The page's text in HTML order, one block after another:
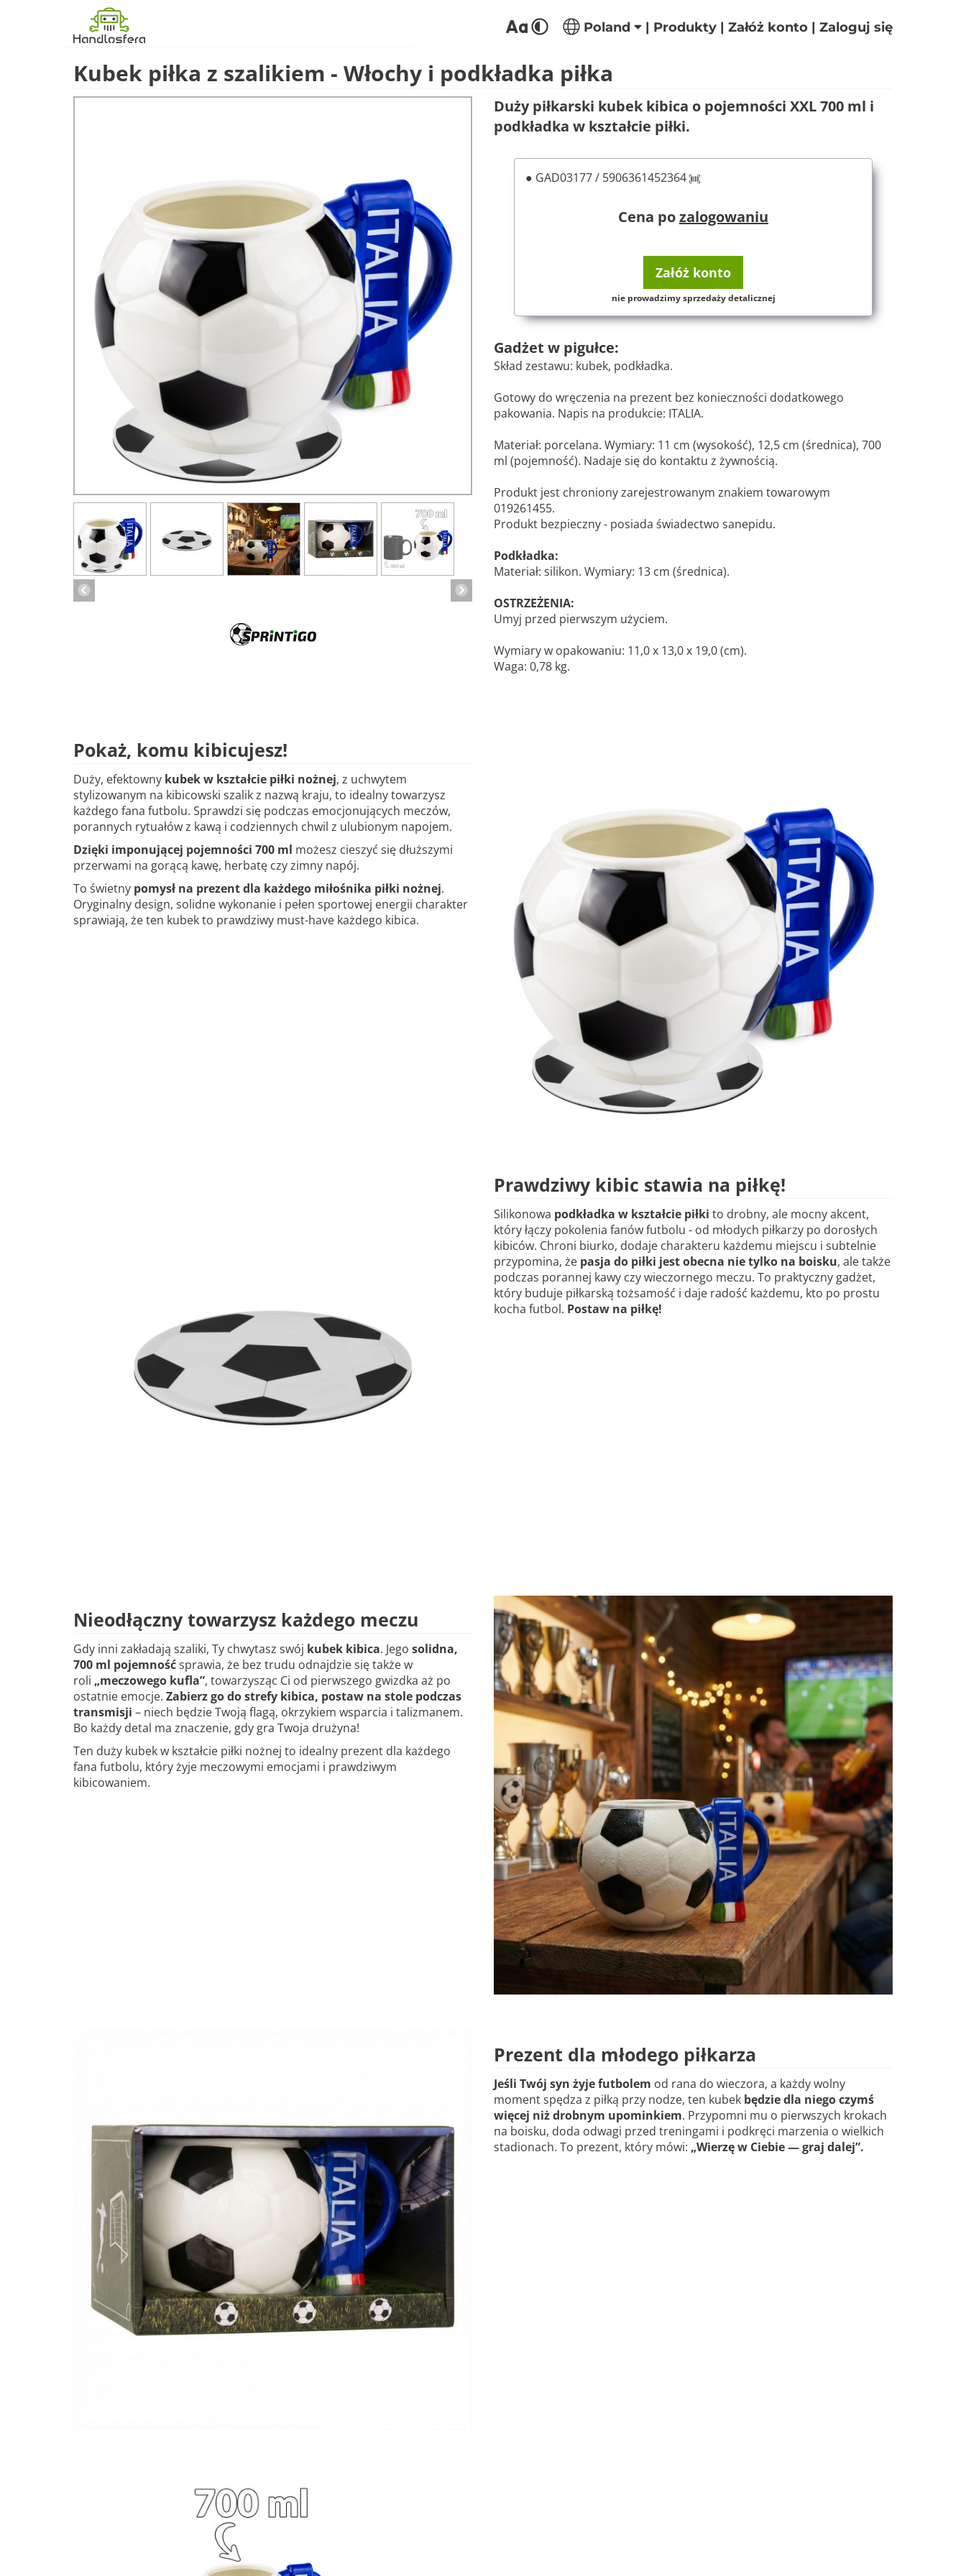
Poland | Produkty | Załóż konto | Zaloguj się
Kubek piłka z szalikiem - Włochy i podkładka piłka
Duży piłkarski kubek kibica o pojemności XXL 700 ml i
podkładka w kształcie piłki.
● GAD03177 / 5906361452364
Cena pozalogowaniu
Załóż konto
nie prowadzimy sprzedaży detalicznej
Gadżet w pigułce:
Skład zestawu: kubek, podkładka.
Gotowy do wręczenia na prezent bez konieczności dodatkowego
pakowania. Napis na produkcie: ITALIA.
Materiał: porcelana. Wymiary: 11 cm (wysokość), 12,5 cm (średnica), 700
ml (pojemność). Nadaje się do kontaktu z żywnością.
Produkt jest chroniony zarejestrowanym znakiem towarowym
019261455.
Produkt bezpieczny - posiada świadectwo sanepidu.
Podkładka:
Materiał: silikon. Wymiary: 13 cm (średnica).
OSTRZEŻENIA:
Umyj przed pierwszym użyciem.
Wymiary w opakowaniu: 11,0 x 13,0 x 19,0 (cm).
Waga: 0,78 kg.
Pokaż, komu kibicujesz!
Duży, efektowny kubek w kształcie piłki nożnej, z uchwytem
stylizowanym na kibicowski szalik z nazwą kraju, to idealny towarzysz
każdego fana futbolu. Sprawdzi się podczas emocjonujących meczów,
porannych rytuałów z kawą i codziennych chwil z ulubionym napojem.
Dzięki imponującej pojemności 700 ml możesz cieszyć się dłuższymi
przerwami na gorącą kawę, herbatę czy zimny napój.
To świetny pomysł na prezent dla każdego miłośnika piłki nożnej.
Oryginalny design, solidne wykonanie i pełen sportowej energii charakter
sprawiają, że ten kubek to prawdziwy must-have każdego kibica.
Prawdziwy kibic stawia na piłkę!
Silikonowa podkładka w kształcie piłki to drobny, ale mocny akcent,
który łączy pokolenia fanów futbolu - od młodych piłkarzy po dorosłych
kibiców. Chroni biurko, dodaje charakteru każdemu miejscu i subtelnie
przypomina, że pasja do piłki jest obecna nie tylko na boisku, ale także
podczas porannej kawy czy wieczornego meczu. To praktyczny gadżet,
który buduje piłkarską tożsamość i daje radość każdemu, kto po prostu
kocha futbol. Postaw na piłkę!
Nieodłączny towarzysz każdego meczu
Gdy inni zakładają szaliki, Ty chwytasz swój kubek kibica. Jego solidna,
700 ml pojemnośćsprawia, że bez trudu odnajdzie się także w
roli „meczowego kufla”, towarzysząc Ci od pierwszego gwizdka aż po
ostatnie emocje. Zabierz go do strefy kibica, postaw na stole podczas
transmisji – niech będzie Twoją flagą, okrzykiem wsparcia i talizmanem.
Bo każdy detal ma znaczenie, gdy gra Twoja drużyna!
Ten duży kubek w kształcie piłki nożnej to idealny prezent dla każdego
fana futbolu, który żyje meczowymi emocjami i prawdziwym
kibicowaniem.
Prezent dla młodego piłkarza
Jeśli Twój syn żyje futbolem od rana do wieczora, a każdy wolny
moment spędza z piłką przy nodze, ten kubek będzie dla niego czymś
więcej niż drobnym upominkiem. Przypomni mu o pierwszych krokach
na boisku, doda odwagi przed treningami i podkręci marzenia o wielkich
stadionach. To prezent, który mówi: „Wierzę w Ciebie — graj dalej”.